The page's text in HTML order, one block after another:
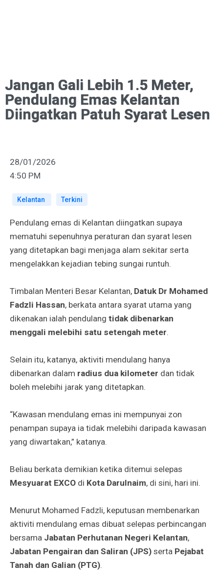
Jangan Gali Lebih 1.5 Meter,
Pendulang Emas Kelantan
Diingatkan Patuh Syarat Lesen
28/01/2026
4:50 PM
Kelantan Terkini
Pendulang emas di Kelantan diingatkan supaya
mematuhi sepenuhnya peraturan dan syarat lesen
yang ditetapkan bagi menjaga alam sekitar serta
mengelakkan kejadian tebing sungai runtuh.
Timbalan Menteri Besar Kelantan, Datuk Dr Mohamed
Fadzli Hassan, berkata antara syarat utama yang
dikenakan ialah pendulang tidak dibenarkan
menggali melebihi satu setengah meter.
Selain itu, katanya, aktiviti mendulang hanya
dibenarkan dalam radius dua kilometer dan tidak
boleh melebihi jarak yang ditetapkan.
“Kawasan mendulang emas ini mempunyai zon
penampan supaya ia tidak melebihi daripada kawasan
yang diwartakan,” katanya.
Beliau berkata demikian ketika ditemui selepas
Mesyuarat EXCO di Kota Darulnaim, di sini, hari ini.
Menurut Mohamed Fadzli, keputusan membenarkan
aktiviti mendulang emas dibuat selepas perbincangan
bersama Jabatan Perhutanan Negeri Kelantan,
Jabatan Pengairan dan Saliran (JPS) serta Pejabat
Tanah dan Galian (PTG).